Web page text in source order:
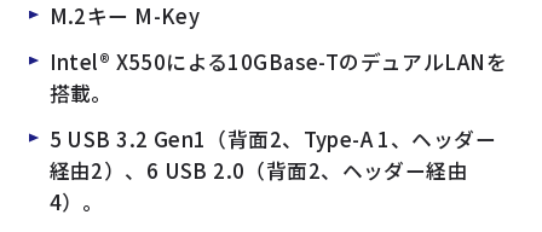
M.2キー M-Key
Intel® X550による10GBase-TのデュアルLANを
搭載。
5 USB 3.2 Gen1（背面2、Type-A 1、ヘッダー
経由2）、6 USB 2.0（背面2、ヘッダー経由
4）。